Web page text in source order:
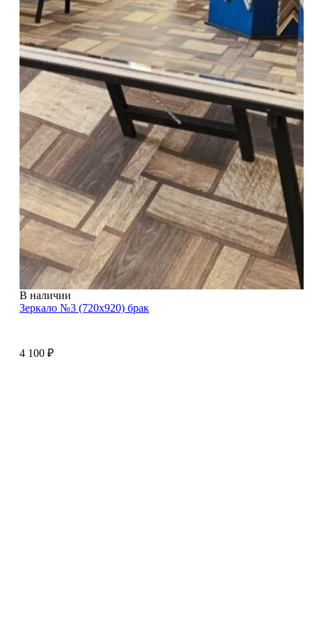
В наличии
Зеркало №3 (720х920) брак
4 100 ₽